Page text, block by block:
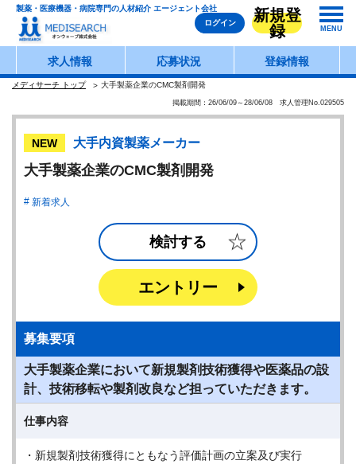
製薬・医療機器・病院専門の人材紹介 エージェント会社
ログイン
新規登
録
MENU
求人情報 応募状況 登録情報
メディサーチ トップ 大手製薬企業のCMC製剤開発
掲載期間：26/06/09～28/06/08 求人管理No.029505
NEW 大手内資製薬メーカー
大手製薬企業のCMC製剤開発
新着求人
検討する
エントリー
募集要項
大手製薬企業において新規製剤技術獲得や医薬品の設
計、技術移転や製剤改良など担っていただきます。
仕事内容
・新規製剤技術獲得にともなう評価計画の立案及び実行